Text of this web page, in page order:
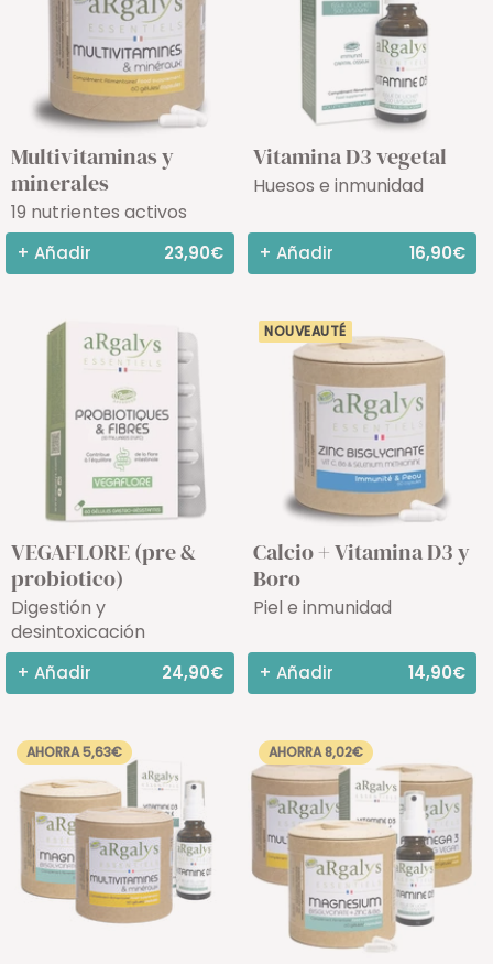
Multivitaminas y
minerales
19 nutrientes activos
+ Añadir 23,90€
Vitamina D3 vegetal
Huesos e inmunidad
+ Añadir 16,90€
VEGAFLORE (pre &
probiotico)
Digestión y
desintoxicación
+ Añadir 24,90€
NOUVEAUTÉ
Calcio + Vitamina D3 y
Boro
Piel e inmunidad
+ Añadir 14,90€
AHORRA 5,63€ AHORRA 8,02€